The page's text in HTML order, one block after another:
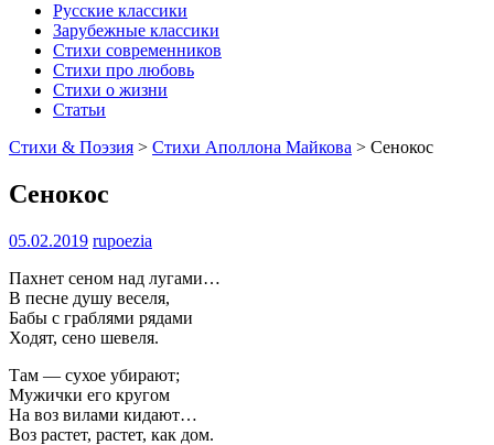
Русские классики
Зарубежные классики
Стихи современников
Стихи про любовь
Стихи о жизни
Статьи
Стихи & Поэзия > Стихи Аполлона Майкова > Сенокос
Сенокос
05.02.2019 rupoezia
Пахнет сеном над лугами…
В песне душу веселя,
Бабы с граблями рядами
Ходят, сено шевеля.
Там — сухое убирают;
Мужички его кругом
На воз вилами кидают…
Воз растет, растет, как дом.